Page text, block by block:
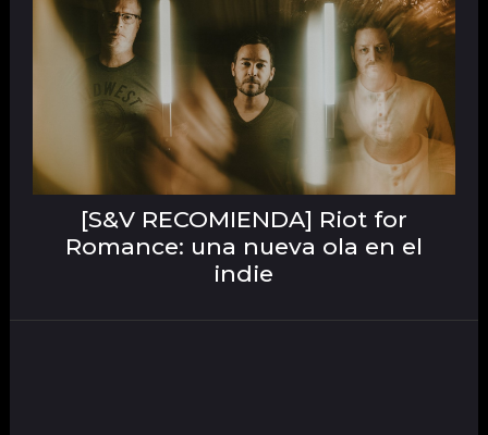
[S&V RECOMIENDA] Riot for
Romance: una nueva ola en el
indie